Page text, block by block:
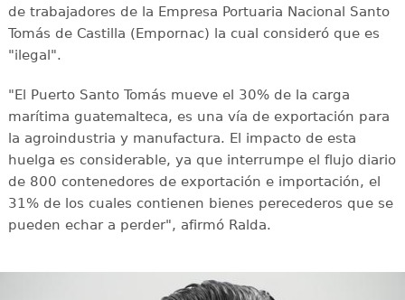
de trabajadores de la Empresa Portuaria Nacional Santo
Tomás de Castilla (Empornac) la cual consideró que es
"ilegal".
"El Puerto Santo Tomás mueve el 30% de la carga
marítima guatemalteca, es una vía de exportación para
la agroindustria y manufactura. El impacto de esta
huelga es considerable, ya que interrumpe el flujo diario
de 800 contenedores de exportación e importación, el
31% de los cuales contienen bienes perecederos que se
pueden echar a perder", afirmó Ralda.